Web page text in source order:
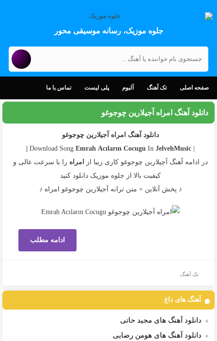
جلوه موزیک، رسانه موسیقی محور
صفحه اصلی تک آهنگ آلبوم پلی لیست تماس با ما
دانلود آهنگ امراه آجیلارین چوجوغو
دانلود آهنگ امراه آجیلارین چوجوغو
Emrah Acıların Cocugu InJelvehMusic |
در ادامه آهنگ آجیلارین چوجوغو کاری زیبا از
امراه را با سرعت عالی و
کیفیت بالا از جلوه موزیک دانلود کنید
♪ پخش آنلاین + متن ترانه آجیلارین چوجوغو امراه ♪
ادامه مطلب
تک آهنگ
آهنگ های داغ
دانلود آهنگ های مجید حاتی
دانلود آهنگ های هومن رضایی